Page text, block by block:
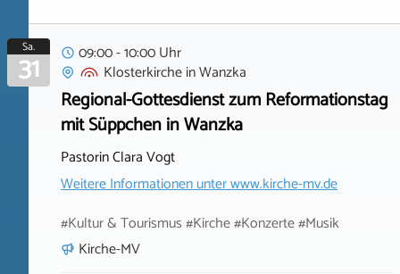
Sa.
31
09:00 - 10:00 Uhr
KlosterkircheinWanzka
Regional-Gottesdienst zum Reformationstag
mit Süppchen in Wanzka
Pastorin Clara Vogt
Weitere Informationen unterwww.kirche-mv.de
#Kultur & Tourismus #Kirche #Konzerte #Musik
Kirche-MV